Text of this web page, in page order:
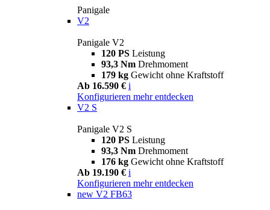
Panigale
V2
Panigale V2
120 PS Leistung
93,3 Nm Drehmoment
179 kg Gewicht ohne Kraftstoff
Ab 16.590 € i
Konfigurieren mehr entdecken
V2 S
Panigale V2 S
120 PS Leistung
93,3 Nm Drehmoment
176 kg Gewicht ohne Kraftstoff
Ab 19.190 € i
Konfigurieren mehr entdecken
new V2 FB63